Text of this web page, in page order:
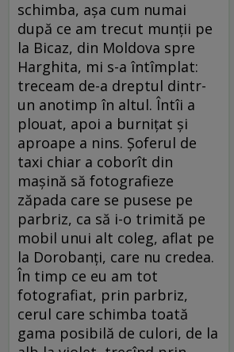
schimba, aşa cum numai
după ce am trecut munţii pe
la Bicaz, din Moldova spre
Harghita, mi s-a întîmplat:
treceam de-a dreptul dintr-
un anotimp în altul. Întîi a
plouat, apoi a burniţat şi
aproape a nins. Şoferul de
taxi chiar a coborît din
maşină să fotografieze
zăpada care se pusese pe
parbriz, ca să i-o trimită pe
mobil unui alt coleg, aflat pe
la Dorobanţi, care nu credea.
În timp ce eu am tot
fotografiat, prin parbriz,
cerul care schimba toată
gama posibilă de culori, de la